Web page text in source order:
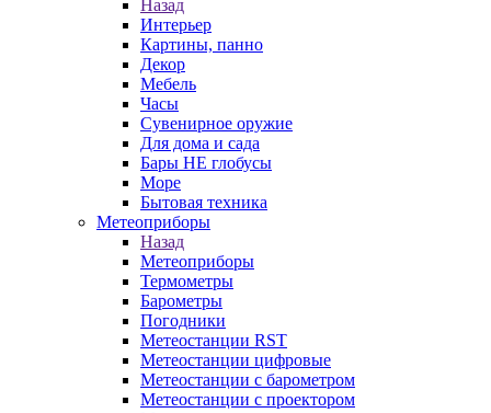
Назад
Интерьер
Картины, панно
Декор
Мебель
Часы
Сувенирное оружие
Для дома и сада
Бары НЕ глобусы
Море
Бытовая техника
Метеоприборы
Назад
Метеоприборы
Термометры
Барометры
Погодники
Метеостанции RST
Метеостанции цифровые
Метеостанции с барометром
Метеостанции с проектором